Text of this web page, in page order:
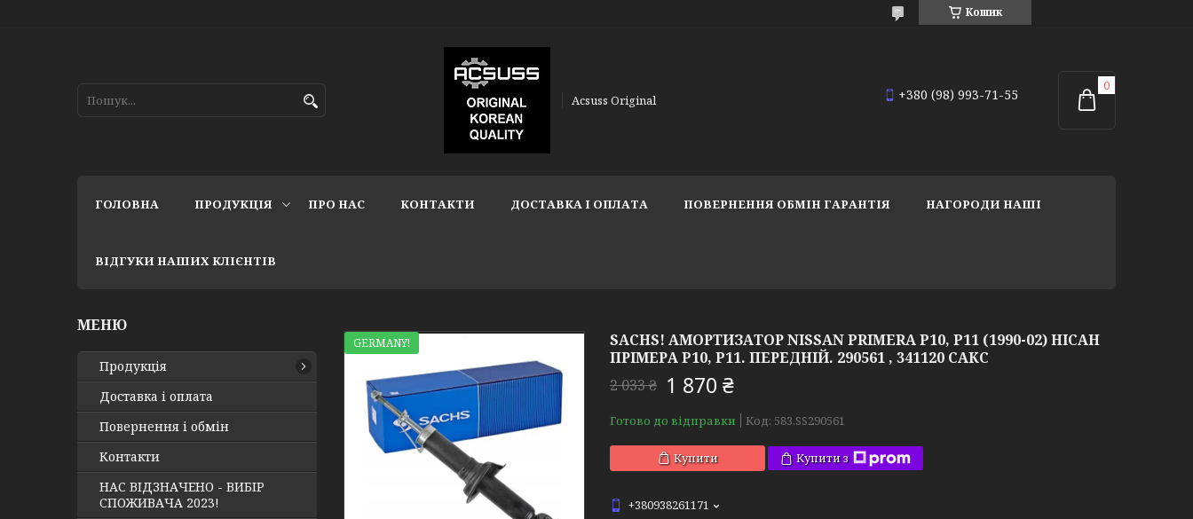
Кошик
Acsuss Original +380 (98) 993-71-55
ГОЛОВНА ПРОДУКЦІЯ ПРО НАС КОНТАКТИ ДОСТАВКА І ОПЛАТА ПОВЕРНЕННЯ ОБМІН ГАРАНТІЯ НАГОРОДИ НАШІ
ВІДГУКИ НАШИХ КЛІЄНТІВ
GERMANY!
SACHS! АМОРТИЗАТОР NISSAN PRIMERA P10, P11 (1990-02) НІСАН
ПРІМЕРА P10, P11. ПЕРЕДНІЙ. 290561 , 341120 САКС
2 033 ₴ 1 870 ₴
Готово до відправки Код: 583.SS290561
Купити Купити з
+380938261171
Продукція
Доставка і оплата
Повернення і обмін
Контакти
НАС ВІДЗНАЧЕНО - ВИБІР
СПОЖИВАЧА 2023!